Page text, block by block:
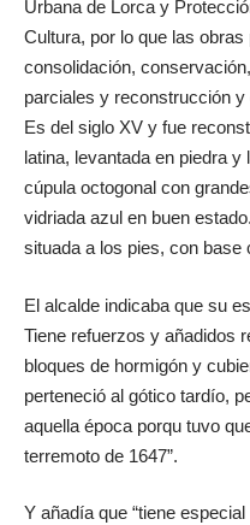
Urbana de Lorca y
Cultura, por lo que las
consolidación,
parciales y reconstrucción
Es del siglo XV y fue
latina, levantada en piedra
cúpula octogonal con
vidriada azul en buen
situada a los pies, con base
El alcalde indicaba que su
Tiene refuerzos y añadidos
bloques de hormigón y
perteneció al gótico tardío,
aquella época porqu tuvo
terremoto de 1647”.
Y añadía que “tiene